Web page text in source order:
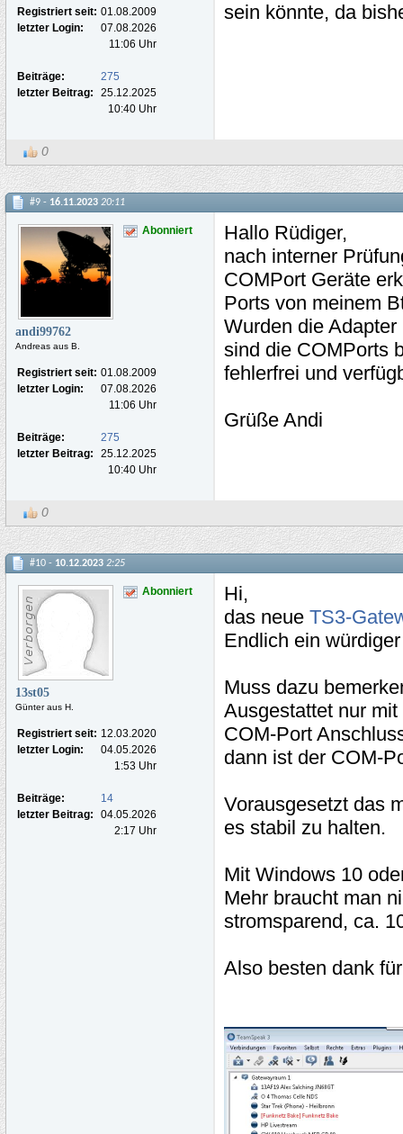
Registriert seit: 01.08.2009
letzter Login:
07.08.2026
11:06 Uhr
Beiträge:
275
letzter Beitrag:
25.12.2025
10:40 Uhr
sein könnte, da
0
#9 - 16.11.2023 20:11
Abonniert
andi99762
Andreas aus B.
Registriert seit: 01.08.2009
letzter Login:
07.08.2026
11:06 Uhr
Beiträge:
275
letzter Beitrag:
25.12.2025
10:40 Uhr
Hallo Rüdiger,
nach interner
COMPort Geräte
Ports von meinem
Wurden die
sind die COMPorts
fehlerfrei und
Grüße Andi
0
#10 - 10.12.2023 2:25
Abonniert
13st05
Günter aus H.
Registriert seit: 12.03.2020
letzter Login:
04.05.2026
1:53 Uhr
Beiträge:
14
letzter Beitrag:
04.05.2026
2:17 Uhr
Hi,
das neue TS3-
Endlich ein
Muss dazu
Ausgestattet nur
COM-Port
dann ist der COM-
Vorausgesetzt das
es stabil zu halten.
Mit Windows 10
Mehr braucht man
stromsparend, ca.
Also besten dank